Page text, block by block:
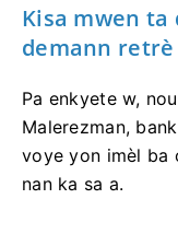
Kisa mwen
demann retrè
Pa enkyete w,
Malerezman,
voye yon imèl ba
nan ka sa a.